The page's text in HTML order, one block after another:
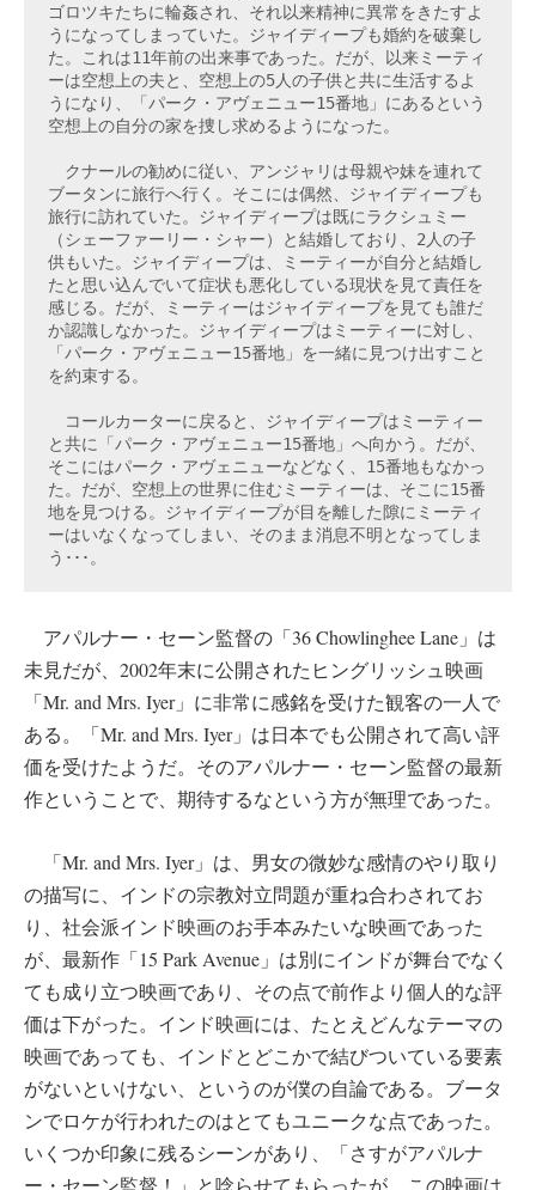
ゴロツキたちに輪姦され、それ以来精神に異常をきたすよ
うになってしまっていた。ジャイディープも婚約を破棄し
た。これは11年前の出来事であった。だが、以来ミーティ
ーは空想上の夫と、空想上の5人の子供と共に生活するよ
うになり、「パーク・アヴェニュー15番地」にあるという
空想上の自分の家を捜し求めるようになった。
クナールの勧めに従い、アンジャリは母親や妹を連れて
ブータンに旅行へ行く。そこには偶然、ジャイディープも
旅行に訪れていた。ジャイディープは既にラクシュミー
（シェーファーリー・シャー）と結婚しており、2人の子
供もいた。ジャイディープは、ミーティーが自分と結婚し
たと思い込んでいて症状も悪化している現状を見て責任を
感じる。だが、ミーティーはジャイディープを見ても誰だ
か認識しなかった。ジャイディープはミーティーに対し、
「パーク・アヴェニュー15番地」を一緒に見つけ出すこと
を約束する。
コールカーターに戻ると、ジャイディープはミーティー
と共に「パーク・アヴェニュー15番地」へ向かう。だが、
そこにはパーク・アヴェニューなどなく、15番地もなかっ
た。だが、空想上の世界に住むミーティーは、そこに15番
地を見つける。ジャイディープが目を離した隙にミーティ
ーはいなくなってしまい、そのまま消息不明となってしま
う･･･。
アパルナー・セーン監督の「36 Chowlinghee Lane」は
未見だが、2002年末に公開されたヒングリッシュ映画
「Mr. and Mrs. Iyer」に非常に感銘を受けた観客の一人で
ある。「Mr. and Mrs. Iyer」は日本でも公開されて高い評
価を受けたようだ。そのアパルナー・セーン監督の最新
作ということで、期待するなという方が無理であった。
「Mr. and Mrs. Iyer」は、男女の微妙な感情のやり取り
の描写に、インドの宗教対立問題が重ね合わされてお
り、社会派インド映画のお手本みたいな映画であった
が、最新作「15 Park Avenue」は別にインドが舞台でなく
ても成り立つ映画であり、その点で前作より個人的な評
価は下がった。インド映画には、たとえどんなテーマの
映画であっても、インドとどこかで結びついている要素
がないといけない、というのが僕の自論である。ブータ
ンでロケが行われたのはとてもユニークな点であった。
いくつか印象に残るシーンがあり、「さすがアパルナ
ー・セーン監督！」と唸らせてもらったが、この映画は